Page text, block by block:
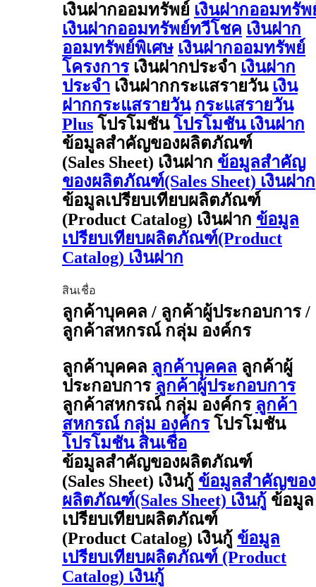
เงินฝากออมทรัพย์ เงินฝากออมทรัพ
เงินฝากออมทรัพย์ทวีโชค เงินฝาก
ออมทรัพย์พิเศษ เงินฝากออมทรัพย์
โครงการ เงินฝากประจำ เงินฝาก
ประจำ เงินฝากกระแสรายวัน เงิน
ฝากกระแสรายวัน กระแสรายวัน
Plus โปรโมชัน โปรโมชัน เงินฝาก
ข้อมูลสำคัญของผลิตภัณฑ์
(Sales Sheet) เงินฝาก ข้อมูลสำคัญ
ของผลิตภัณฑ์(Sales Sheet) เงินฝาก
ข้อมูลเปรียบเทียบผลิตภัณฑ์
(Product Catalog) เงินฝาก ข้อมูล
เปรียบเทียบผลิตภัณฑ์(Product
Catalog) เงินฝาก
สินเชื่อ
ลูกค้าบุคคล / ลูกค้าผู้ประกอบการ /
ลูกค้าสหกรณ์ กลุ่ม องค์กร
ลูกค้าบุคคล ลูกค้าบุคคล ลูกค้าผู้
ประกอบการ ลูกค้าผู้ประกอบการ
ลูกค้าสหกรณ์ กลุ่ม องค์กร ลูกค้า
สหกรณ์ กลุ่ม องค์กร โปรโมชัน
โปรโมชัน สินเชื่อ
ข้อมูลสำคัญของผลิตภัณฑ์
(Sales Sheet) เงินกู้ ข้อมูลสำคัญของ
ผลิตภัณฑ์(Sales Sheet) เงินกู้ ข้อมูล
เปรียบเทียบผลิตภัณฑ์
(Product Catalog) เงินกู้ ข้อมูล
เปรียบเทียบผลิตภัณฑ์ (Product
Catalog) เงินกู้